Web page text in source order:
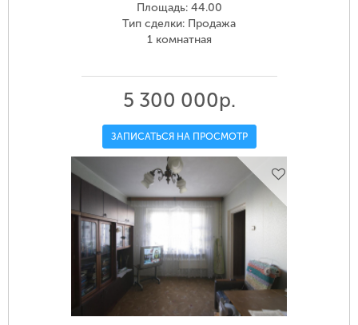
Площадь: 44.00
Тип сделки: Продажа
1 комнатная
5 300 000р.
ЗАПИСАТЬСЯ НА ПРОСМОТР